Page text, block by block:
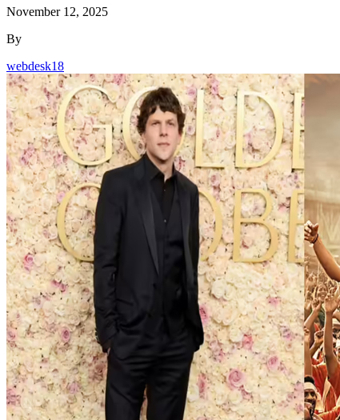
November 12, 2025
By
webdesk18